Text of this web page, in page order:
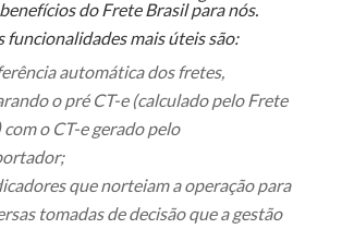
do Frete Brasil para nós.
funcionalidades mais úteis são:
automática dos fretes,
o pré CT-e (calculado pelo Frete
com o CT-e gerado pelo
que norteiam a operação para
tomadas de decisão que a gestão